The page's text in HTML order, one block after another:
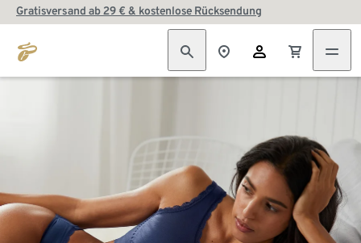
Gratisversand ab 29 € & kostenlose Rücksendung